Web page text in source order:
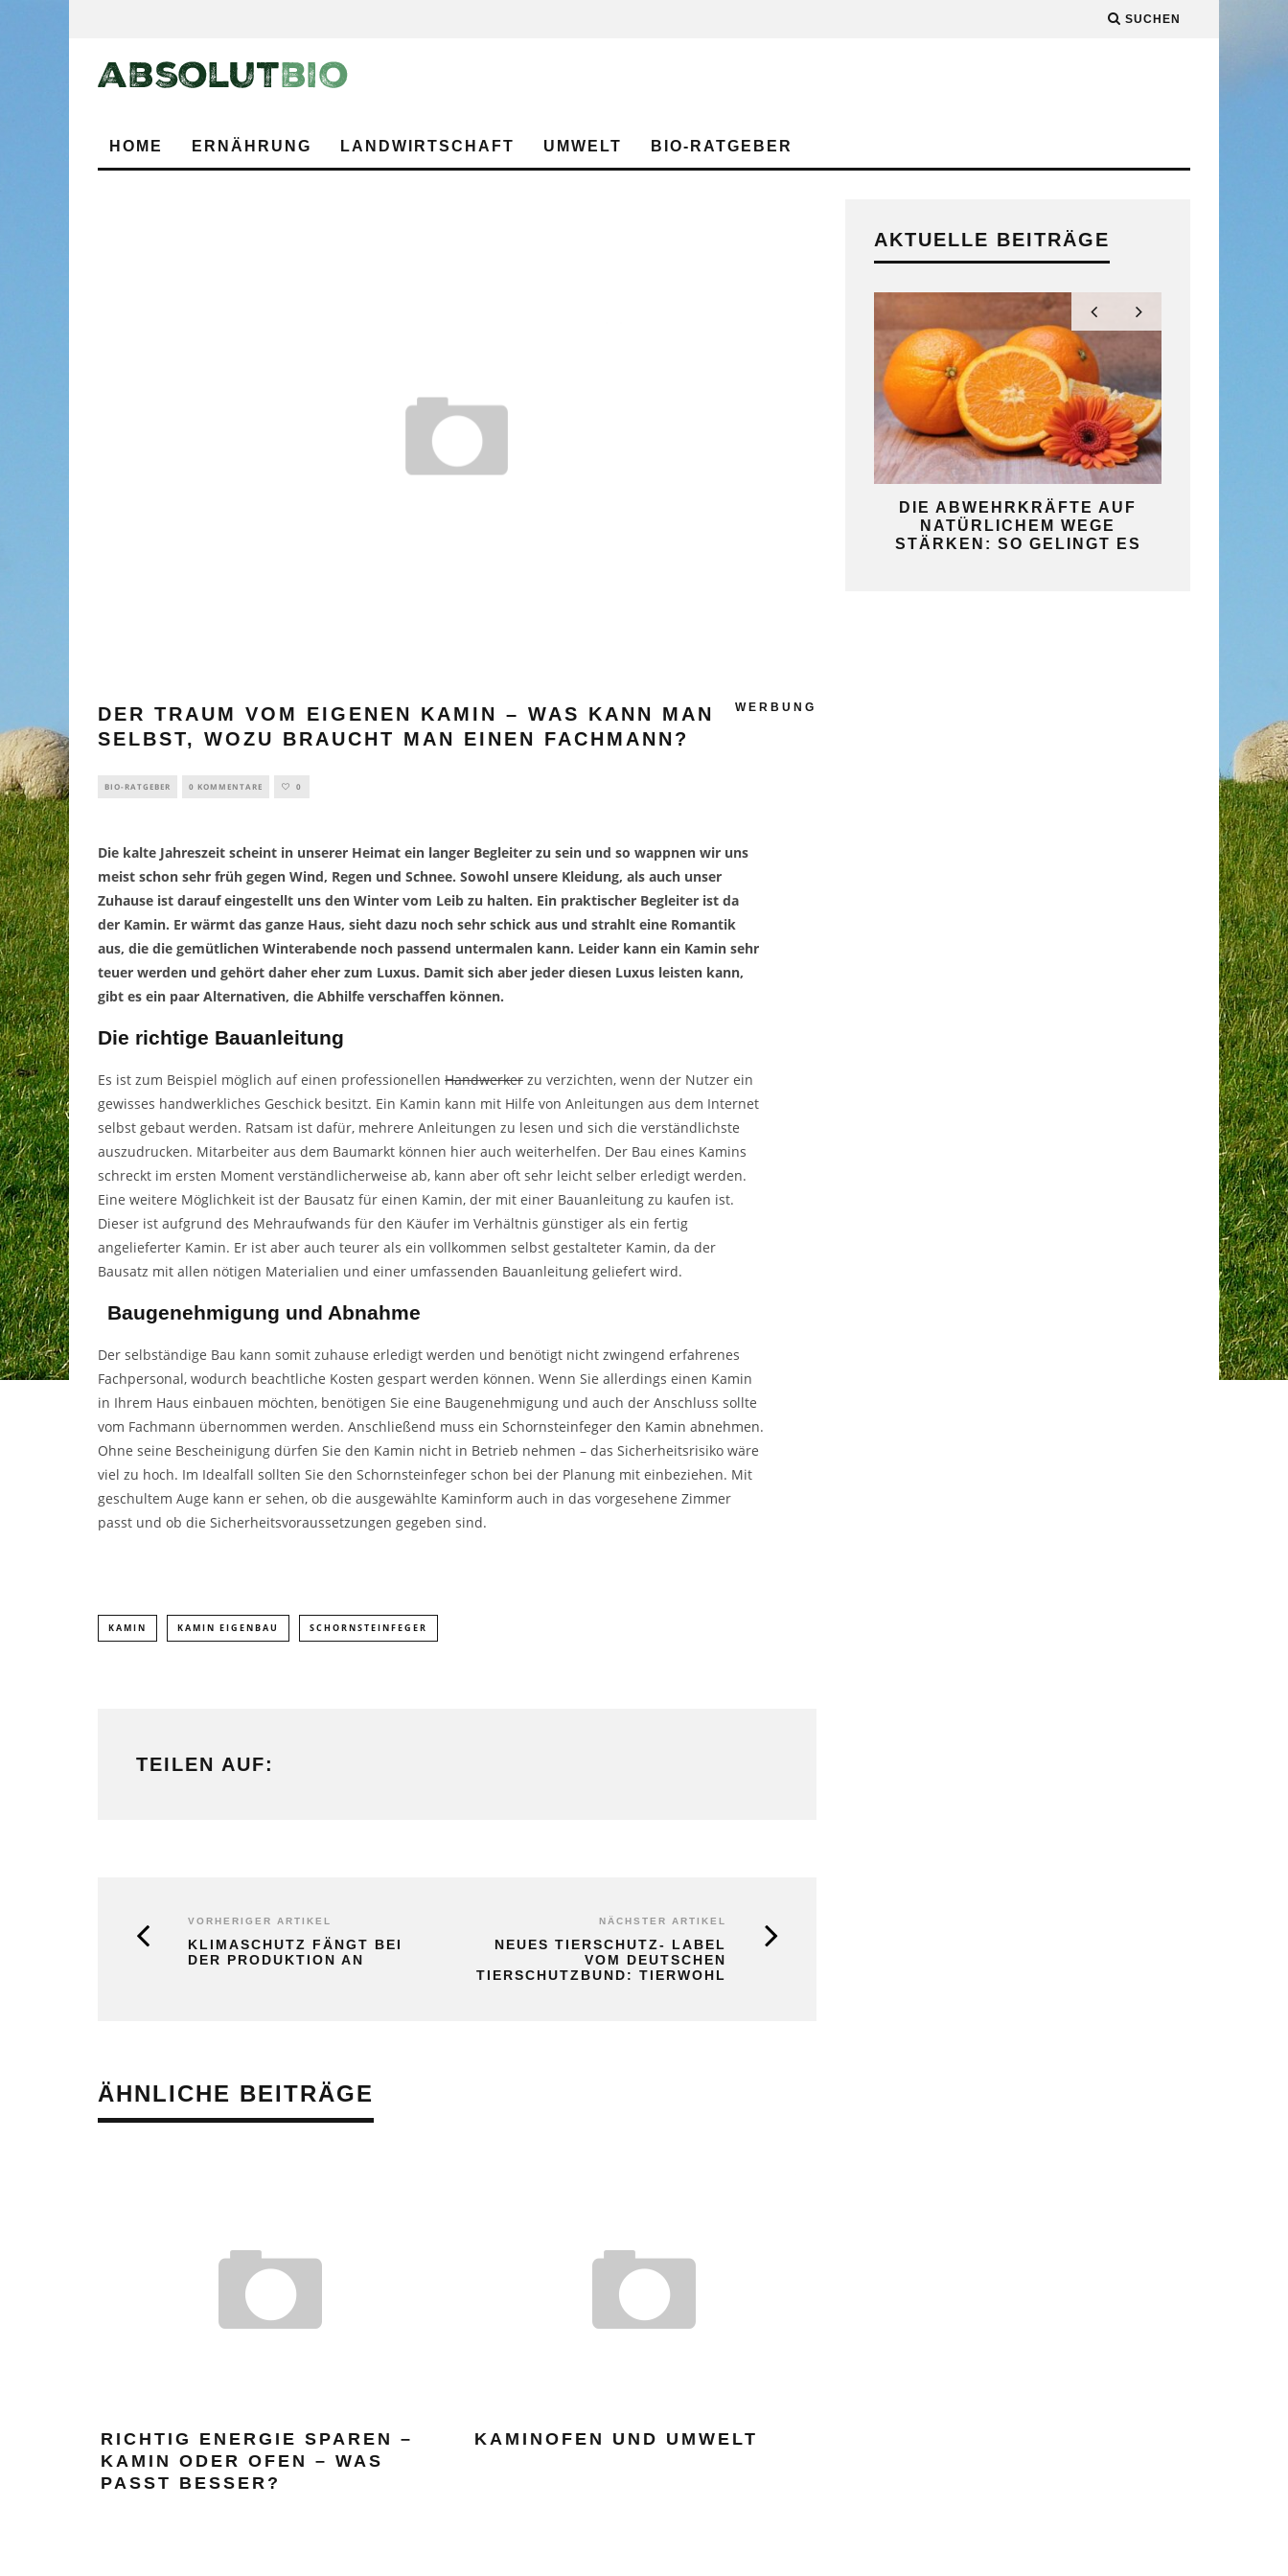
SUCHEN
HOME ERNÄHRUNG LANDWIRTSCHAFT UMWELT BIO-RATGEBER
DER TRAUM VOM EIGENEN KAMIN – WAS KANN MAN
SELBST, WOZU BRAUCHT MAN EINEN FACHMANN?
WERBUNG
BIO-RATGEBER 0 KOMMENTARE 0
Die kalte Jahreszeit scheint in unserer Heimat ein langer Begleiter zu sein und so wappnen wir uns
meist schon sehr früh gegen Wind, Regen und Schnee. Sowohl unsere Kleidung, als auch unser
Zuhause ist darauf eingestellt uns den Winter vom Leib zu halten. Ein praktischer Begleiter ist da
der Kamin. Er wärmt das ganze Haus, sieht dazu noch sehr schick aus und strahlt eine Romantik
aus, die die gemütlichen Winterabende noch passend untermalen kann. Leider kann ein Kamin sehr
teuer werden und gehört daher eher zum Luxus. Damit sich aber jeder diesen Luxus leisten kann,
gibt es ein paar Alternativen, die Abhilfe verschaffen können.
Die richtige Bauanleitung
Es ist zum Beispiel möglich auf einen professionellen Handwerker zu verzichten, wenn der Nutzer ein
gewisses handwerkliches Geschick besitzt. Ein Kamin kann mit Hilfe von Anleitungen aus dem Internet
selbst gebaut werden. Ratsam ist dafür, mehrere Anleitungen zu lesen und sich die verständlichste
auszudrucken. Mitarbeiter aus dem Baumarkt können hier auch weiterhelfen. Der Bau eines Kamins
schreckt im ersten Moment verständlicherweise ab, kann aber oft sehr leicht selber erledigt werden.
Eine weitere Möglichkeit ist der Bausatz für einen Kamin, der mit einer Bauanleitung zu kaufen ist.
Dieser ist aufgrund des Mehraufwands für den Käufer im Verhältnis günstiger als ein fertig
angelieferter Kamin. Er ist aber auch teurer als ein vollkommen selbst gestalteter Kamin, da der
Bausatz mit allen nötigen Materialien und einer umfassenden Bauanleitung geliefert wird.
Baugenehmigung und Abnahme
Der selbständige Bau kann somit zuhause erledigt werden und benötigt nicht zwingend erfahrenes
Fachpersonal, wodurch beachtliche Kosten gespart werden können. Wenn Sie allerdings einen Kamin
in Ihrem Haus einbauen möchten, benötigen Sie eine Baugenehmigung und auch der Anschluss sollte
vom Fachmann übernommen werden. Anschließend muss ein Schornsteinfeger den Kamin abnehmen.
Ohne seine Bescheinigung dürfen Sie den Kamin nicht in Betrieb nehmen – das Sicherheitsrisiko wäre
viel zu hoch. Im Idealfall sollten Sie den Schornsteinfeger schon bei der Planung mit einbeziehen. Mit
geschultem Auge kann er sehen, ob die ausgewählte Kaminform auch in das vorgesehene Zimmer
passt und ob die Sicherheitsvoraussetzungen gegeben sind.
KAMIN KAMIN EIGENBAU SCHORNSTEINFEGER
TEILEN AUF:
VORHERIGER ARTIKEL
KLIMASCHUTZ FÄNGT BEI
DER PRODUKTION AN
NÄCHSTER ARTIKEL
NEUES TIERSCHUTZ- LABEL
VOM DEUTSCHEN
TIERSCHUTZBUND: TIERWOHL
ÄHNLICHE BEITRÄGE
RICHTIG ENERGIE SPAREN –
KAMIN ODER OFEN – WAS
PASST BESSER?
KAMINOFEN UND UMWELT
AKTUELLE BEITRÄGE
DIE ABWEHRKRÄFTE AUF
NATÜRLICHEM WEGE
STÄRKEN: SO GELINGT ES